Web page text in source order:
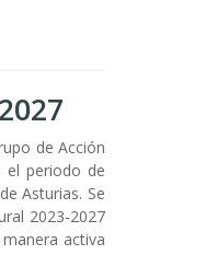
de Acción
el periodo de
Asturias. Se
2023-2027
activa